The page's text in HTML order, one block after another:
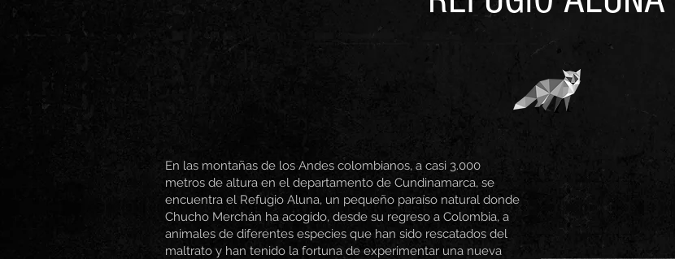
En las montañas de los Andes colombianos, a casi 3.000
metros de altura en el departamento de Cundinamarca, se
encuentra el Refugio Aluna, un pequeño paraíso natural donde
Chucho Merchán ha acogido, desde su regreso a Colombia, a
animales de diferentes especies que han sido rescatados del
maltrato y han tenido la fortuna de experimentar una nueva